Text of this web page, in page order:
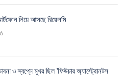
নিয়ে আসছে রিয়েলমি
ও স্বপ্নে মুখর ছিল 'ফিউচার অ্যাস্ট্রোনটস